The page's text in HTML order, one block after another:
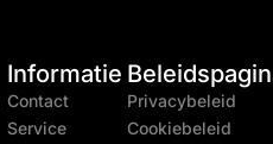
Informatie
Contact
Service
Privacybeleid
Cookiebeleid